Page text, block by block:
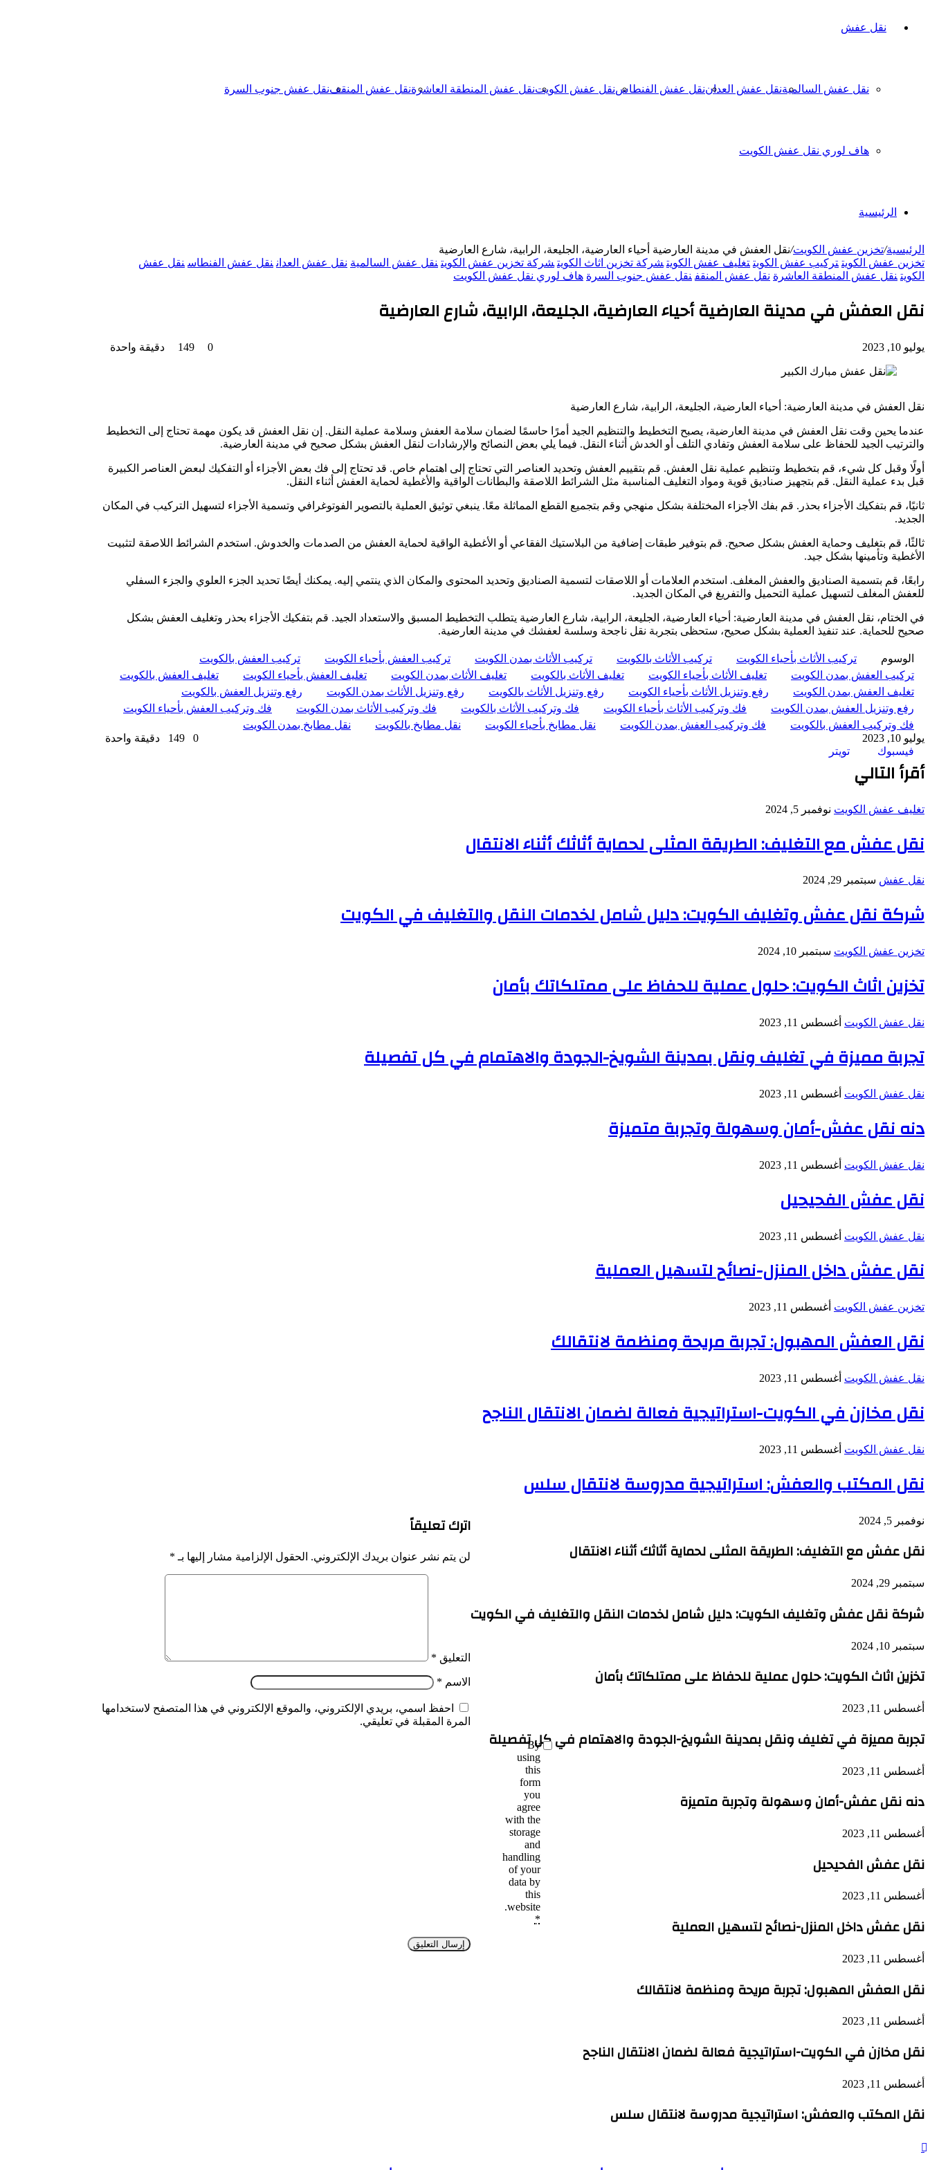
نقل عفش
نقل عفش السالميةنقل عفش العداننقل عفش الفنطاسنقل عفش الكويتنقل عفش المنطقة العاشرةنقل عفش المنقفنقل عفش جنوب السرة
هاف لوري نقل عفش الكويت
الرئيسية
الرئيسية/تخزين عفش الكويت/نقل العفش في مدينة العارضية أحياء العارضية، الجليعة، الرابية، شارع العارضية
تخزين عفش الكويت تركيب عفش الكويت تغليف عفش الكويت شركة تخزين اثاث الكويت شركة تخزين عفش الكويت نقل عفش السالمية نقل عفش العدان نقل عفش الفنطاس نقل عفش
الكويت نقل عفش المنطقة العاشرة نقل عفش المنقف نقل عفش جنوب السرة هاف لوري نقل عفش الكويت
نقل العفش في مدينة العارضية أحياء العارضية، الجليعة، الرابية، شارع العارضية
يوليو 10, 2023 0
149 دقيقة واحدة
نقل العفش في مدينة العارضية: أحياء العارضية، الجليعة، الرابية، شارع العارضية
عندما يحين وقت نقل العفش في مدينة العارضية، يصبح التخطيط والتنظيم الجيد أمرًا حاسمًا لضمان سلامة العفش وسلامة عملية النقل. إن نقل العفش قد يكون مهمة تحتاج إلى التخطيط
والترتيب الجيد للحفاظ على سلامة العفش وتفادي التلف أو الخدش أثناء النقل. فيما يلي بعض النصائح والإرشادات لنقل العفش بشكل صحيح في مدينة العارضية.
أولًا وقبل كل شيء، قم بتخطيط وتنظيم عملية نقل العفش. قم بتقييم العفش وتحديد العناصر التي تحتاج إلى اهتمام خاص. قد تحتاج إلى فك بعض الأجزاء أو التفكيك لبعض العناصر الكبيرة
قبل بدء عملية النقل. قم بتجهيز صناديق قوية ومواد التغليف المناسبة مثل الشرائط اللاصقة والبطانات الواقية والأغطية لحماية العفش أثناء النقل.
ثانيًا، قم بتفكيك الأجزاء بحذر. قم بفك الأجزاء المختلفة بشكل منهجي وقم بتجميع القطع المماثلة معًا. ينبغي توثيق العملية بالتصوير الفوتوغرافي وتسمية الأجزاء لتسهيل التركيب في المكان
الجديد.
ثالثًا، قم بتغليف وحماية العفش بشكل صحيح. قم بتوفير طبقات إضافية من البلاستيك الفقاعي أو الأغطية الواقية لحماية العفش من الصدمات والخدوش. استخدم الشرائط اللاصقة لتثبيت
الأغطية وتأمينها بشكل جيد.
رابعًا، قم بتسمية الصناديق والعفش المغلف. استخدم العلامات أو اللاصقات لتسمية الصناديق وتحديد المحتوى والمكان الذي ينتمي إليه. يمكنك أيضًا تحديد الجزء العلوي والجزء السفلي
للعفش المغلف لتسهيل عملية التحميل والتفريغ في المكان الجديد.
في الختام، نقل العفش في مدينة العارضية: أحياء العارضية، الجليعة، الرابية، شارع العارضية يتطلب التخطيط المسبق والاستعداد الجيد. قم بتفكيك الأجزاء بحذر وتغليف العفش بشكل
صحيح للحماية. عند تنفيذ العملية بشكل صحيح، ستحظى بتجربة نقل ناجحة وسلسة لعفشك في مدينة العارضية.
الوسوم تركيب الأثاث بأحياء الكويت تركيب الأثاث بالكويت تركيب الأثاث بمدن الكويت تركيب العفش بأحياء الكويت
تركيب العفش بالكويت
تركيب العفش بمدن الكويت
تغليف الأثاث بأحياء الكويت تغليف الأثاث بالكويت تغليف الأثاث بمدن الكويت تغليف العفش بأحياء الكويت
تغليف العفش بالكويت
تغليف العفش بمدن الكويت
رفع وتنزيل الأثاث بأحياء الكويت رفع وتنزيل الأثاث بالكويت رفع وتنزيل الأثاث بمدن الكويت
رفع وتنزيل العفش بالكويت
رفع وتنزيل العفش بمدن الكويت
فك وتركيب الأثاث بأحياء الكويت فك وتركيب الأثاث بالكويت فك وتركيب الأثاث بمدن الكويت
فك وتركيب العفش بأحياء الكويت
فك وتركيب العفش بالكويت
فك وتركيب العفش بمدن الكويت نقل مطابخ بأحياء الكويت نقل مطابخ بالكويت
نقل مطابخ بمدن الكويت
يوليو 10, 2023
0
149
دقيقة واحدة
فيسبوك
تويتر
أقرأ التالي
تغليف عفش الكويت نوفمبر 5, 2024
نقل عفش مع التغليف: الطريقة المثلى لحماية أثاثك أثناء الانتقال
نقل عفش سبتمبر 29, 2024
شركة نقل عفش وتغليف الكويت: دليل شامل لخدمات النقل والتغليف في الكويت
تخزين عفش الكويت سبتمبر 10, 2024
تخزين اثاث الكويت: حلول عملية للحفاظ على ممتلكاتك بأمان
نقل عفش الكويت أغسطس 11, 2023
تجربة مميزة في تغليف ونقل بمدينة الشويخ-الجودة والاهتمام في كل تفصيلة
نقل عفش الكويت أغسطس 11, 2023
دنه نقل عفش-أمان وسهولة وتجربة متميزة
نقل عفش الكويت أغسطس 11, 2023
نقل عفش الفحيحيل
نقل عفش الكويت أغسطس 11, 2023
نقل عفش داخل المنزل-نصائح لتسهيل العملية
تخزين عفش الكويت أغسطس 11, 2023
نقل العفش المهبول: تجربة مريحة ومنظمة لانتقالك
نقل عفش الكويت أغسطس 11, 2023
نقل مخازن في الكويت-استراتيجية فعالة لضمان الانتقال الناجح
نقل عفش الكويت أغسطس 11, 2023
نقل المكتب والعفش: استراتيجية مدروسة لانتقال سلس
نوفمبر 5, 2024
نقل عفش مع التغليف: الطريقة المثلى لحماية أثاثك أثناء الانتقال
سبتمبر 29, 2024
شركة نقل عفش وتغليف الكويت: دليل شامل لخدمات النقل والتغليف في الكويت
سبتمبر 10, 2024
تخزين اثاث الكويت: حلول عملية للحفاظ على ممتلكاتك بأمان
أغسطس 11, 2023
تجربة مميزة في تغليف ونقل بمدينة الشويخ-الجودة والاهتمام في كل تفصيلة
أغسطس 11, 2023
دنه نقل عفش-أمان وسهولة وتجربة متميزة
أغسطس 11, 2023
نقل عفش الفحيحيل
أغسطس 11, 2023
نقل عفش داخل المنزل-نصائح لتسهيل العملية
أغسطس 11, 2023
نقل العفش المهبول: تجربة مريحة ومنظمة لانتقالك
أغسطس 11, 2023
نقل مخازن في الكويت-استراتيجية فعالة لضمان الانتقال الناجح
أغسطس 11, 2023
نقل المكتب والعفش: استراتيجية مدروسة لانتقال سلس
اترك تعليقاً
لن يتم نشر عنوان بريدك الإلكتروني. الحقول الإلزامية مشار إليها بـ *
التعليق *
الاسم *
احفظ اسمي، بريدي الإلكتروني، والموقع الإلكتروني في هذا المتصفح لاستخدامها
المرة المقبلة في تعليقي.
By
using
this
form
you
agree
with the
storage
and
handling
of your
data by
this
website.
*